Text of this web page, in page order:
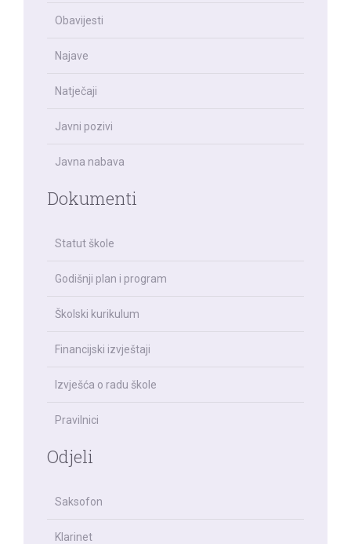
Obavijesti
Najave
Natječaji
Javni pozivi
Javna nabava
Dokumenti
Statut škole
Godišnji plan i program
Školski kurikulum
Financijski izvještaji
Izvješća o radu škole
Pravilnici
Odjeli
Saksofon
Klarinet